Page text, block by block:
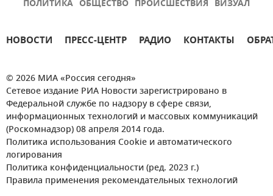
ПОЛИТИКА ОБЩЕСТВО ПРОИСШЕСТВИЯ ВИЗУАЛ
НОВОСТИ ПРЕСС-ЦЕНТР РАДИО КОНТАКТЫ
© 2026 МИА «Россия сегодня»
Сетевое издание РИА Новости зарегистрировано в
Федеральной службе по надзору в сфере связи,
информационных технологий и массовых коммуникаций
(Роскомнадзор) 08 апреля 2014 года.
Политика использования Cookie и автоматического
логирования
Политика конфиденциальности (ред. 2023 г.)
Правила применения рекомендательных технологий